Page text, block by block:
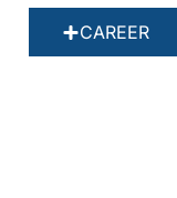
CAREER